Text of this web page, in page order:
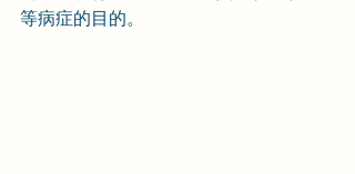
等病症的目的。